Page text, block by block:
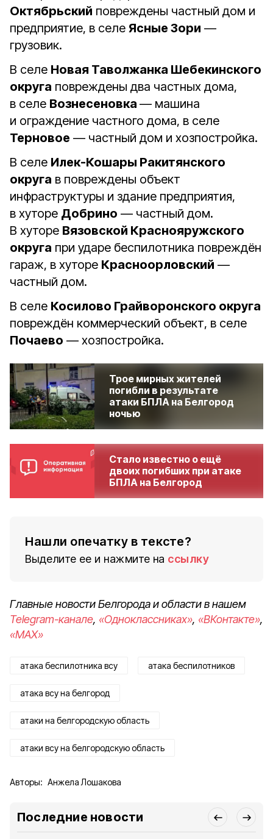
Октябрьский повреждены частный дом и
предприятие, в селе Ясные Зори —
грузовик.
В селе Новая Таволжанка Шебекинского
округа повреждены два частных дома,
в селе Вознесеновка — машина
и ограждение частного дома, в селе
Терновое — частный дом и хозпостройка.
В селе Илек-Кошары Ракитянского
округа в повреждены объект
инфраструктуры и здание предприятия,
в хуторе Добрино — частный дом.
В хуторе Вязовской Краснояружского
округа при ударе беспилотника повреждён
гараж, в хуторе Красноорловский —
частный дом.
В селе Косилово Грайворонского округа
повреждён коммерческий объект, в селе
Почаево — хозпостройка.
Трое мирных жителей
погибли в результате
атаки БПЛА на Белгород
ночью
Стало известно о ещё
двоих погибших при атаке
БПЛА на Белгород
Нашли опечатку в тексте?
Выделите ее и нажмите на ссылку
Главные новости Белгорода и области в нашем
Telegram-канале, «Одноклассниках», «ВКонтакте»,
«MAX»
атака беспилотника всу атака беспилотников
атака всу на белгород
атаки на белгородскую область
атаки всу на белгородскую область
Авторы: Анжела Лошакова
Последние новости